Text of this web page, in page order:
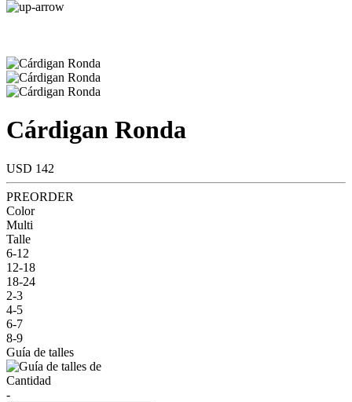
Cárdigan Ronda
USD 142
PREORDER
Color
Multi
Talle
6-12
12-18
18-24
2-3
4-5
6-7
8-9
Guía de talles
Cantidad
-